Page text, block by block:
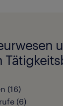
(16)
(6)